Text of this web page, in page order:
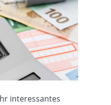
interessantes